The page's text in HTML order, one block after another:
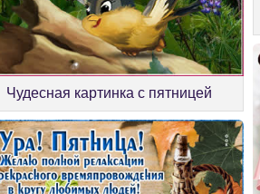
Чудесная картинка с пятницей